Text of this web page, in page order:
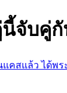
จับคู่กั
คสแล้ว ได้พ